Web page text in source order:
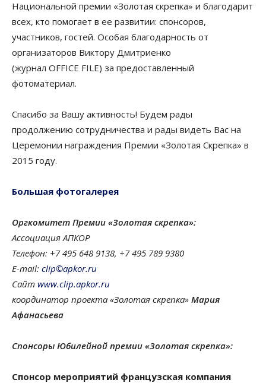
Национальной премии «Золотая скрепка» и благодарит
всех, кто помогает в ее развитии: спонсоров,
участников, гостей. Особая благодарность от
организаторов Виктору Дмитриенко
(журнал OFFICE FILE) за предоставленный
фотоматериал.
Спасибо за Вашу активность! Будем рады
продолжению сотрудничества и рады видеть Вас на
Церемонии награждения Премии «Золотая Скрепка» в
2015 году.
Большая фотогалерея
Оргкомитет Премии «Золотая скрепка»:
Ассоциация АПКОР
Телефон: +7 495 648 9138, +7 495 789 9380
E-mail: clip©apkor.ru
Сайт www.clip.apkor.ru
координатор проекта «Золотая скрепка» Мария
Афанасьева
Спонсоры Юбилейной премии «Золотая скрепка»:
Спонсор мероприятий французская компания